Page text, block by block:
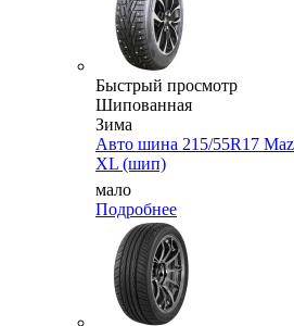
Быстрый просмотр
Шипованная
Зима
Авто шина 215/55R17
XL (шип)
мало
Подробнее